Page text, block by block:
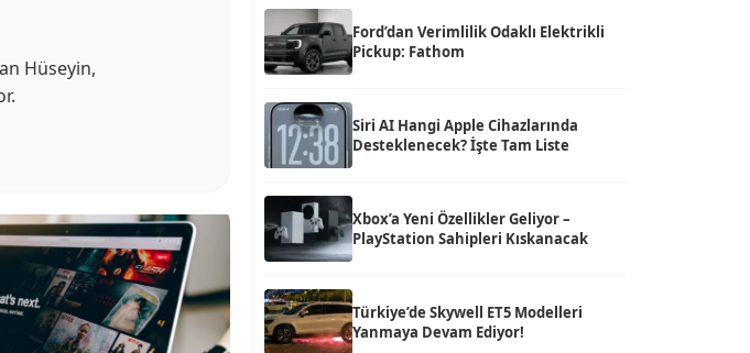
Hüseyin,
Ford’dan Verimlilik Odaklı Elektrikli
Pickup: Fathom
Siri AI Hangi Apple Cihazlarında
Desteklenecek? İşte Tam Liste
Xbox’a Yeni Özellikler Geliyor –
PlayStation Sahipleri Kıskanacak
Türkiye’de Skywell ET5 Modelleri
Yanmaya Devam Ediyor!